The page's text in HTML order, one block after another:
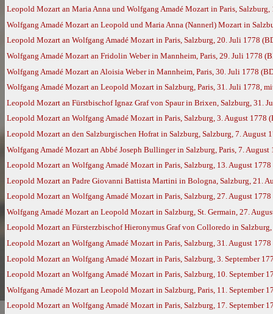
Leopold Mozart an Maria Anna und Wolfgang Amadé Mozart in Paris,
Wolfgang Amadé Mozart an Leopold und Maria Anna (Nannerl) Mozart in
Leopold Mozart an Wolfgang Amadé Mozart in Paris, Salzburg, 20. Juli 1778
Wolfgang Amadé Mozart an Fridolin Weber in Mannheim, Paris, 29. Juli 1778
Wolfgang Amadé Mozart an Aloisia Weber in Mannheim, Paris, 30. Juli 1778
Wolfgang Amadé Mozart an Leopold Mozart in Salzburg, Paris, 31. Juli 1778,
Leopold Mozart an Fürstbischof Ignaz Graf von Spaur in Brixen, Salzburg, 31.
Leopold Mozart an Wolfgang Amadé Mozart in Paris, Salzburg, 3. August 1778
Leopold Mozart an den Salzburgischen Hofrat in Salzburg, Salzburg, 7. August
Wolfgang Amadé Mozart an Abbé Joseph Bullinger in Salzburg, Paris, 7. August
Leopold Mozart an Wolfgang Amadé Mozart in Paris, Salzburg, 13. August
Leopold Mozart an Padre Giovanni Battista Martini in Bologna, Salzburg, 21.
Leopold Mozart an Wolfgang Amadé Mozart in Paris, Salzburg, 27. August
Wolfgang Amadé Mozart an Leopold Mozart in Salzburg, St. Germain, 27.
Leopold Mozart an Fürsterzbischof Hieronymus Graf von Colloredo in
Leopold Mozart an Wolfgang Amadé Mozart in Paris, Salzburg, 31. August
Leopold Mozart an Wolfgang Amadé Mozart in Paris, Salzburg, 3. September
Leopold Mozart an Wolfgang Amadé Mozart in Paris, Salzburg, 10.
Wolfgang Amadé Mozart an Leopold Mozart in Salzburg, Paris, 11. September
Leopold Mozart an Wolfgang Amadé Mozart in Paris, Salzburg, 17. September